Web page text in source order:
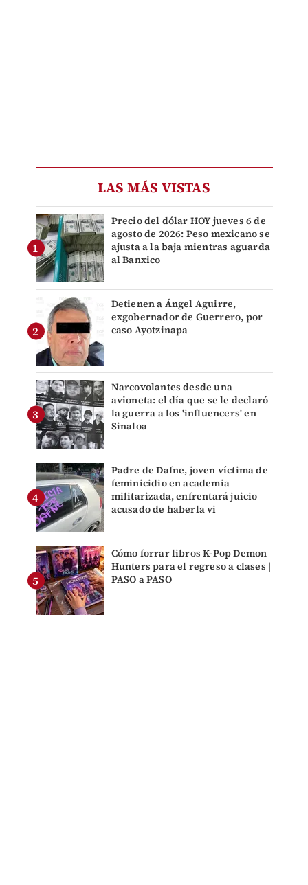
LAS MÁS VISTAS
Precio del dólar HOY jueves 6 de
agosto de 2026: Peso mexicano se
ajusta a la baja mientras aguarda
al Banxico
Detienen a Ángel Aguirre,
exgobernador de Guerrero, por
caso Ayotzinapa
Narcovolantes desde una
avioneta: el día que se le declaró
la guerra a los 'influencers' en
Sinaloa
Padre de Dafne, joven víctima de
feminicidio en academia
militarizada, enfrentará juicio
acusado de haberla vi
Cómo forrar libros K-Pop Demon
Hunters para el regreso a clases |
PASO a PASO